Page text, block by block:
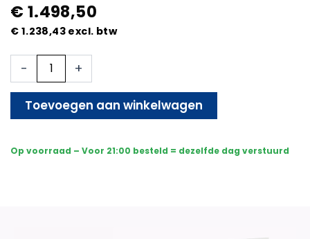
€ 1.498,50
€ 1.238,43 excl. btw
-
Beveiligingscamera
Bedraad
Dome
+
Toevoegen aan winkelwagen
Op voorraad – Voor 21:00 besteld = dezelfde dag verstuurd